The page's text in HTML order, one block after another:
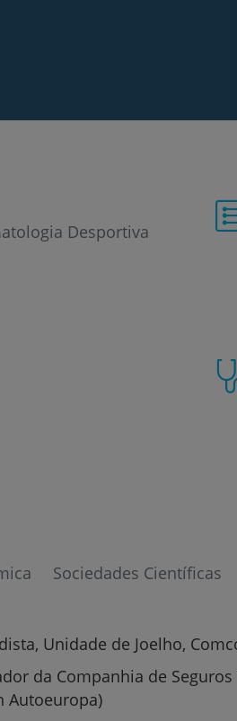
Desportiva
Sociedades Científicas
Unidade de Joelho,
da Companhia de
Autoeuropa)